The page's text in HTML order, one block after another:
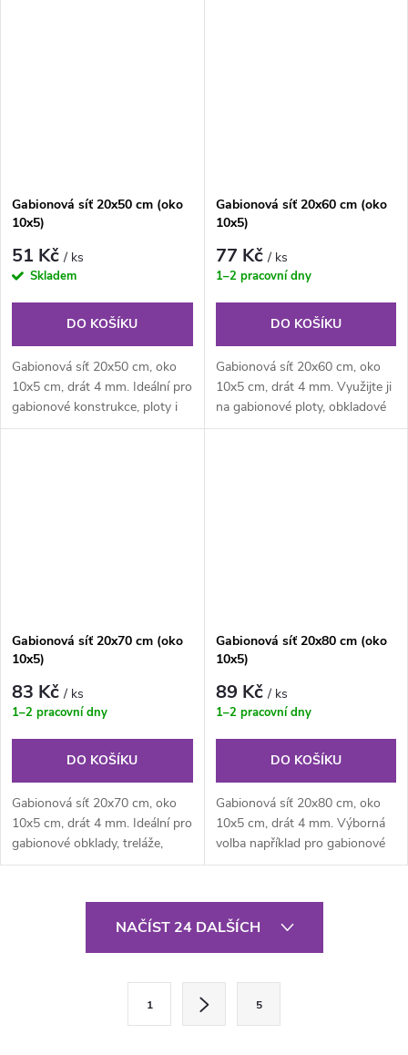
Gabionová síť 20x50 cm (oko
10x5)
51 Kč/ ks
Skladem
DO KOŠÍKU
Gabionová síť 20x50 cm, oko
10x5 cm, drát 4 mm. Ideální pro
gabionové konstrukce, ploty i
dekorativní prvky na zahradě.
Gabionová síť 20x60 cm (oko
10x5)
77 Kč/ ks
1–2 pracovní dny
DO KOŠÍKU
Gabionová síť 20x60 cm, oko
10x5 cm, drát 4 mm. Využijte ji
na gabionové ploty, obkladové
stěny i zahradní dekorace.
Gabionová síť 20x70 cm (oko
10x5)
83 Kč/ ks
1–2 pracovní dny
DO KOŠÍKU
Gabionová síť 20x70 cm, oko
10x5 cm, drát 4 mm. Ideální pro
gabionové obklady, treláže,
tenké stěny, venkovní i...
Gabionová síť 20x80 cm (oko
10x5)
89 Kč/ ks
1–2 pracovní dny
DO KOŠÍKU
Gabionová síť 20x80 cm, oko
10x5 cm, drát 4 mm. Výborná
volba například pro gabionové
kamenné zídky, obklady nebo...
NAČÍST 24 DALŠÍCH
1 5